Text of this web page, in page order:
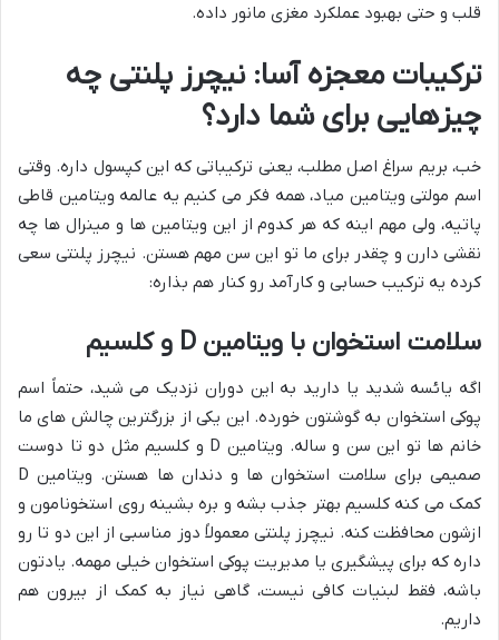
قلب و حتی بهبود عملکرد مغزی مانور داده.
ترکیبات معجزه آسا: نیچرز پلنتی چه
چیزهایی برای شما دارد؟
خب، بریم سراغ اصل مطلب، یعنی ترکیباتی که این کپسول داره. وقتی
اسم مولتی ویتامین میاد، همه فکر می کنیم یه عالمه ویتامین قاطی
پاتیه، ولی مهم اینه که هر کدوم از این ویتامین ها و مینرال ها چه
نقشی دارن و چقدر برای ما تو این سن مهم هستن. نیچرز پلنتی سعی
کرده یه ترکیب حسابی و کارآمد رو کنار هم بذاره:
سلامت استخوان با ویتامین D و کلسیم
اگه یائسه شدید یا دارید به این دوران نزدیک می شید، حتماً اسم
پوکی استخوان به گوشتون خورده. این یکی از بزرگترین چالش های ما
خانم ها تو این سن و ساله. ویتامین D و کلسیم مثل دو تا دوست
صمیمی برای سلامت استخوان ها و دندان ها هستن. ویتامین D
کمک می کنه کلسیم بهتر جذب بشه و بره بشینه روی استخونامون و
ازشون محافظت کنه. نیچرز پلنتی معمولاً دوز مناسبی از این دو تا رو
داره که برای پیشگیری یا مدیریت پوکی استخوان خیلی مهمه. یادتون
باشه، فقط لبنیات کافی نیست، گاهی نیاز به کمک از بیرون هم
داریم.